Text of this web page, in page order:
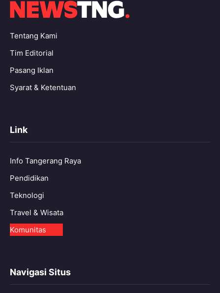
Tentang Kami
Tim Editorial
Pasang Iklan
Syarat & Ketentuan
Link
Info Tangerang Raya
Pendidikan
Teknologi
Travel & Wisata
Komunitas
Navigasi Situs